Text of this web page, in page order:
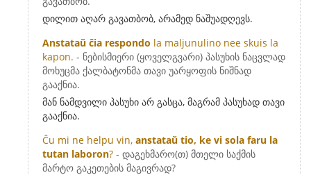
დილით აღარ გავათბობ, არამედ ნაშუადღევს.
Anstataŭ ĉia respondo la maljunulino nee skuis la
kapon. - ნებისმიერი (ყოველგვარი) პასუხის ნაცვლად
მოხუცმა ქალბატონმა თავი უარყოფის ნიშნად
გააქნია.
მან ნამდვილი პასუხი არ გასცა, მაგრამ პასუხად თავი
გააქნია.
Ĉu mi ne helpu vin, anstataŭ tio, ke vi sola faru la
tutan laboron? - დაგეხმარო(თ) მთელი საქმის
მარტო გაკეთების მაგივრად?